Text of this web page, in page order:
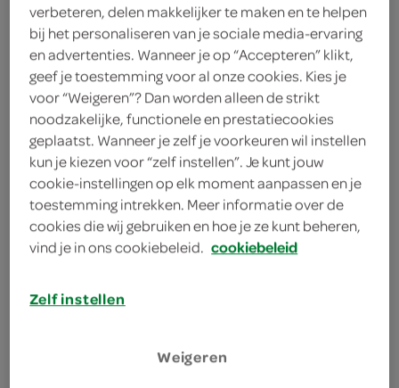
2 theelepels kaneelpoeder
75 gram suiker
kies je winkel
benodigdheden
bakplaat met bakpapier
bereiden
deel op twitter
verbeteren, delen makkelijker te maken en te helpen
bij het personaliseren van je sociale media-ervaring
en advertenties. Wanneer je op “Accepteren” klikt,
geef je toestemming voor al onze cookies. Kies je
voor “Weigeren”? Dan worden alleen de strikt
noodzakelijke, functionele en prestatiecookies
geplaatst. Wanneer je zelf je voorkeuren wil instellen
kun je kiezen voor “zelf instellen”. Je kunt jouw
cookie-instellingen op elk moment aanpassen en je
toestemming intrekken. Meer informatie over de
cookies die wij gebruiken en hoe je ze kunt beheren,
vind je in ons cookiebeleid. cookiebeleid
Zelf instellen
Weigeren